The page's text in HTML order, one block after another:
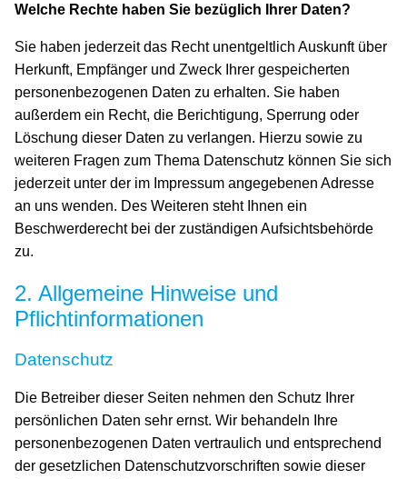
Welche Rechte haben Sie bezüglich Ihrer Daten?
Sie haben jederzeit das Recht unentgeltlich Auskunft über
Herkunft, Empfänger und Zweck Ihrer gespeicherten
personenbezogenen Daten zu erhalten. Sie haben
außerdem ein Recht, die Berichtigung, Sperrung oder
Löschung dieser Daten zu verlangen. Hierzu sowie zu
weiteren Fragen zum Thema Datenschutz können Sie sich
jederzeit unter der im Impressum angegebenen Adresse
an uns wenden. Des Weiteren steht Ihnen ein
Beschwerderecht bei der zuständigen Aufsichtsbehörde
zu.
2. Allgemeine Hinweise und
Pflichtinformationen
Datenschutz
Die Betreiber dieser Seiten nehmen den Schutz Ihrer
persönlichen Daten sehr ernst. Wir behandeln Ihre
personenbezogenen Daten vertraulich und entsprechend
der gesetzlichen Datenschutzvorschriften sowie dieser